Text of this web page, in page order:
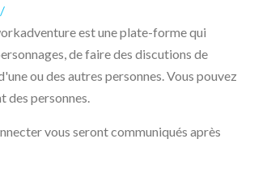
est une plate-forme qui
de faire des discutions de
ou des autres personnes. Vous pouvez
des personnes.
vous seront communiqués après